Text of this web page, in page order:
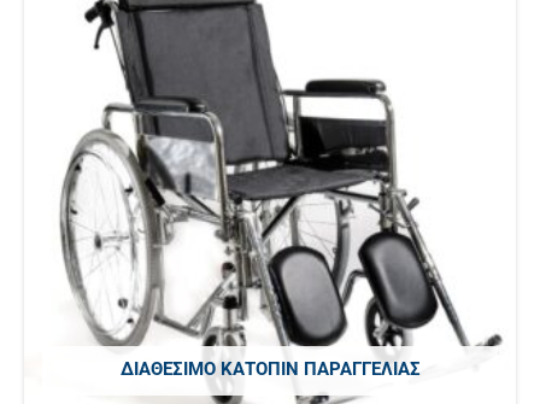
ΔΙΑΘΈΣΙΜΟ ΚΑΤΌΠΙΝ ΠΑΡΑΓΓΕΛΊΑΣ